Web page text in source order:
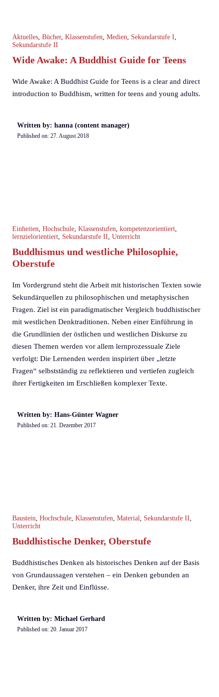
Aktuelles, Bücher, Klassenstufen, Medien, Sekundarstufe I,
Sekundarstufe II
Wide Awake: A Buddhist Guide for Teens
Wide Awake: A Buddhist Guide for Teens is a clear and direct
introduction to Buddhism, written for teens and young adults.
Written by: hanna (content manager)
Published on: 27. August 2018
Einheiten, Hochschule, Klassenstufen, kompetenzorientiert,
lernzielorientiert, Sekundarstufe II, Unterricht
Buddhismus und westliche Philosophie,
Oberstufe
Im Vordergrund steht die Arbeit mit historischen Texten sowie
Sekundärquellen zu philosophischen und metaphysischen
Fragen. Ziel ist ein paradigmatischer Vergleich buddhistischer
mit westlichen Denktraditionen. Neben einer Einführung in
die Grundlinien der östlichen und westlichen Diskurse zu
diesen Themen werden vor allem lernprozessuale Ziele
verfolgt: Die Lernenden werden inspiriert über „letzte
Fragen“ selbstständig zu reflektieren und vertiefen zugleich
ihrer Fertigkeiten im Erschließen komplexer Texte.
Written by: Hans-Günter Wagner
Published on: 21. Dezember 2017
Baustein, Hochschule, Klassenstufen, Material, Sekundarstufe II,
Unterricht
Buddhistische Denker, Oberstufe
Buddhistisches Denken als historisches Denken auf der Basis
von Grundaussagen verstehen – ein Denken gebunden an
Denker, ihre Zeit und Einflüsse.
Written by: Michael Gerhard
Published on: 20. Januar 2017